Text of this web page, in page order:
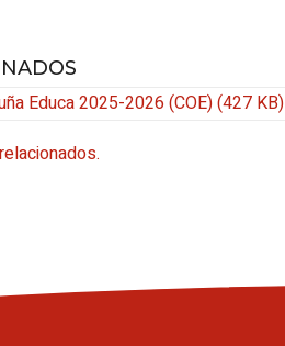
Educa 2025-2026 (COE) (427 KB)